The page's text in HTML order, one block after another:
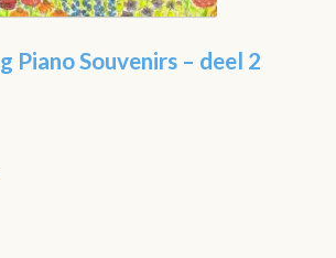
Piano Souvenirs – deel 2